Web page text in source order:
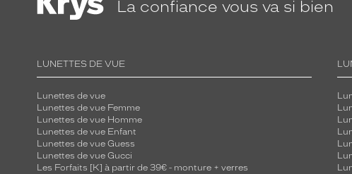
La confiance vous va si bien
LUNETTES DE VUE
Lunettes de vue
Lunettes de vue Femme
Lunettes de vue Homme
Lunettes de vue Enfant
Lunettes de vue Guess
Lunettes de vue Gucci
Les Forfaits [K] à partir de 39€ - monture + verres